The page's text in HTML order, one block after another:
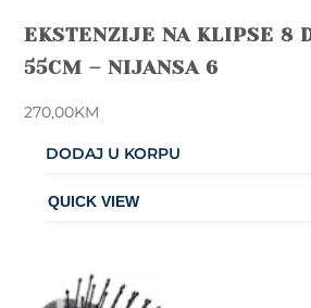
EKSTENZIJE NA KLIPSE 8
55CM – NIJANSA 6
270,00KM
DODAJ U KORPU